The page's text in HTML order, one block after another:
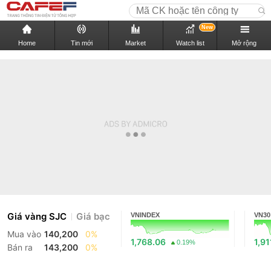
Home Tin mới Market Watch list
New
Mở rộng
Giá vàng SJC Giá bạc
Mua vào 140,200
0%
Bán ra
143,200 0%
VNINDEX
1,768.06 0.19%
VN30